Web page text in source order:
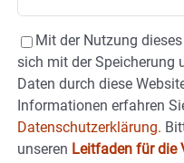
Mit der Nutzung
sich mit der Speicherung
Daten durch diese
Informationen erfahren
Datenschutzerklärung.
unseren Leitfaden für die